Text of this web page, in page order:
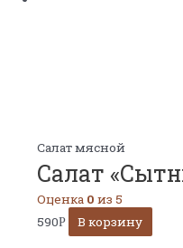
Салат мясной
Салат
Оценка 0 из 5
590Р В корзину